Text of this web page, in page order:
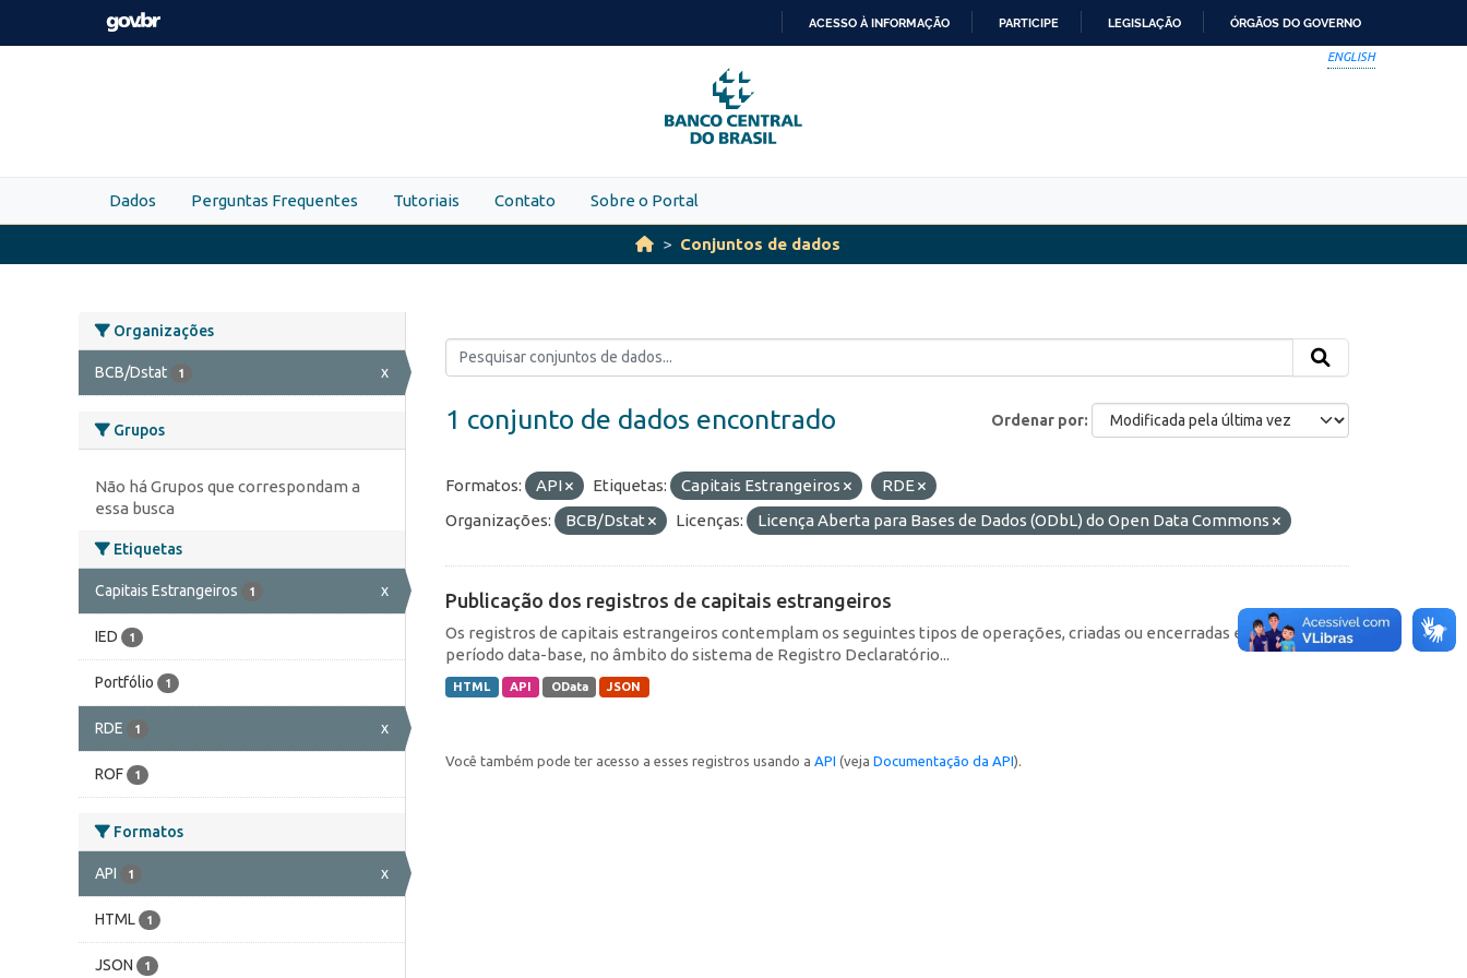
Skip to main content
PARA
O
CONTEÚDO
ACESSO À INFORMAÇÃO PARTICIPE LEGISLAÇÃO ÓRGÃOS DO GOVERNO
ENGLISH
Dados Perguntas Frequentes Tutoriais Contato Sobre o Portal
Conjuntos de dados
Organizações
BCB/Dstat 1 x
Grupos
Não há Grupos que correspondam a
essa busca
Etiquetas
Capitais Estrangeiros 1 x
IED 1
Portfólio 1
RDE 1 x
ROF 1
Formatos
API 1 x
HTML 1
JSON 1
Ordenar por
1 conjunto de dados encontrado
Formatos: API Etiquetas: Capitais Estrangeiros
RDE
Organizações:
BCB/Dstat Licenças: Licença Aberta para Bases de Dados (ODbL) do Open Data Commons
Publicação dos registros de capitais estrangeiros
Os registros de capitais estrangeiros contemplam os seguintes tipos de operações, criadas ou encerradas em cada
período data-base, no âmbito do sistema de Registro Declaratório...
HTML API OData JSON
Você também pode ter acesso a esses registros usando a API (veja Documentação da API).